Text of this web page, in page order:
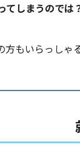
てしまうのでは
もいらっしゃ